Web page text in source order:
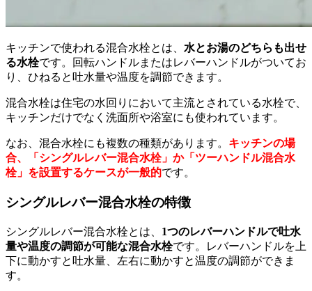
キッチンで使われる混合水栓とは、 水とお湯のどちらも出せ
る水栓です。回転ハンドルまたはレバーハンドルがついてお
り、ひねると吐水量や温度を調節できます。
混合水栓は住宅の水回りにおいて主流とされている水栓で、
キッチンだけでなく洗面所や浴室にも使われています。
なお、混合水栓にも複数の種類があります。 キッチンの場
合、「シングルレバー混合水栓」か「ツーハンドル混合水
栓」を設置するケースが一般的です。
シングルレバー混合水栓の特徴
シングルレバー混合水栓とは、 1つのレバーハンドルで吐水
量や温度の調節が可能な混合水栓です。レバーハンドルを上
下に動かすと吐水量、左右に動かすと温度の調節ができま
す。